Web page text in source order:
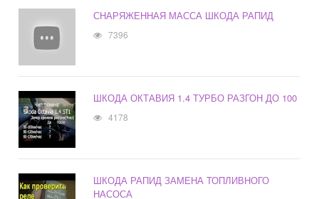
СНАРЯЖЕННАЯ МАССА ШКОДА РАПИД
7396
ШКОДА ОКТАВИЯ 1.4 ТУРБО РАЗГОН ДО 100
4178
ШКОДА РАПИД ЗАМЕНА ТОПЛИВНОГО
НАСОСА